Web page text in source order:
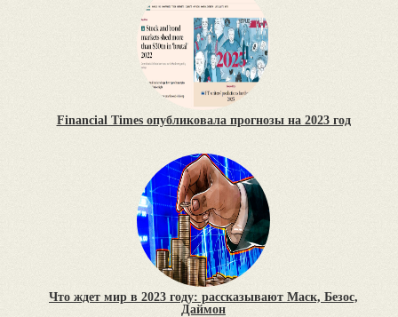
Financial Times опубликовала прогнозы на 2023 год
Что ждет мир в 2023 году: рассказывают Маск, Безос,
Даймон